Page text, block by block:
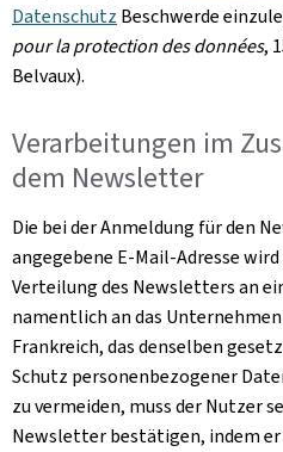
Datenschutz Beschwerde
pour la protection des données,
Belvaux).
Verarbeitungen im
dem Newsletter
Die bei der Anmeldung für den
angegebene E-Mail-Adresse
Verteilung des Newsletters an
namentlich an das Unternehmen
Frankreich, das denselben
Schutz personenbezogener
zu vermeiden, muss der Nutzer
Newsletter bestätigen, indem